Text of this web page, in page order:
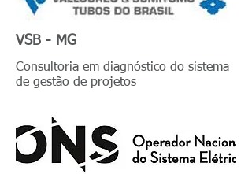
VSB - MG
Consultoria em diagnóstico do sistema
de gestão de projetos